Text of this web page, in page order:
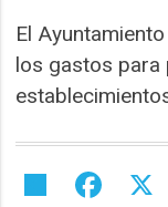
El
los gastos para
Share